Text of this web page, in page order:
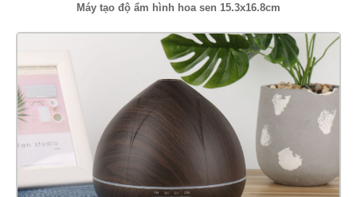
Máy tạo độ ẩm hình hoa sen 15.3x16.8cm